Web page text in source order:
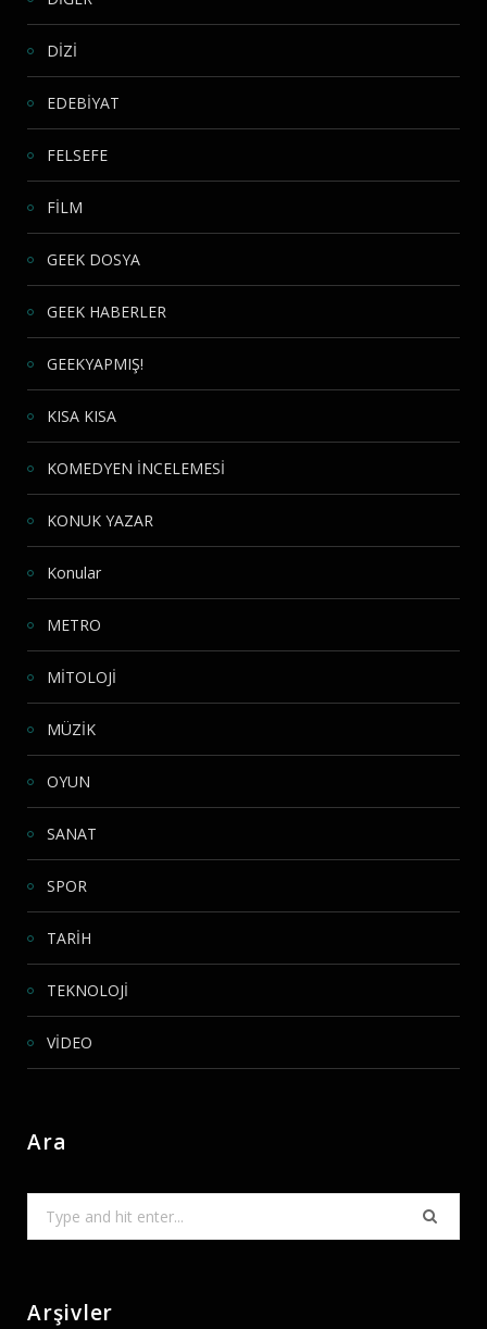
DİZİ
EDEBİYAT
FELSEFE
FİLM
GEEK DOSYA
GEEK HABERLER
GEEKYAPMIŞ!
KISA KISA
KOMEDYEN İNCELEMESİ
KONUK YAZAR
Konular
METRO
MİTOLOJİ
MÜZİK
OYUN
SANAT
SPOR
TARİH
TEKNOLOJİ
VİDEO
Ara
Arşivler